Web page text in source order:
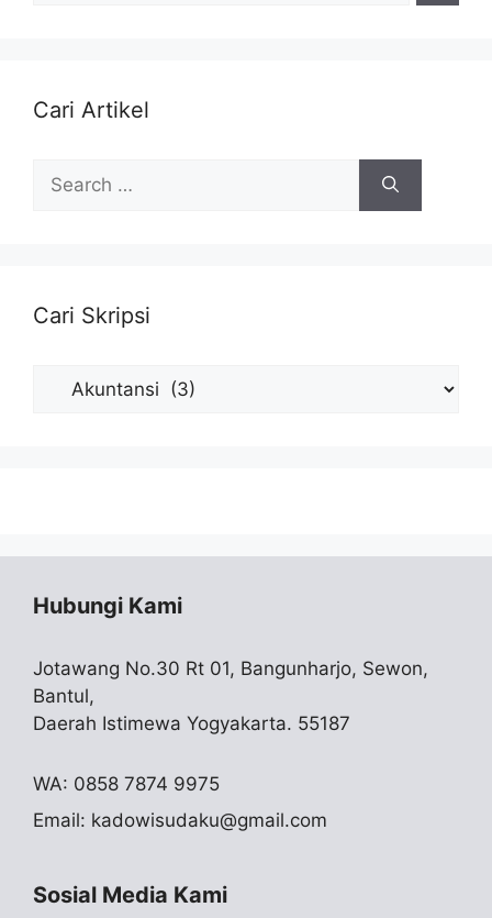
Cari Artikel
for:
Cari Skripsi
Hubungi Kami
Jotawang No.30 Rt 01, Bangunharjo, Sewon,
Bantul,
Daerah Istimewa Yogyakarta. 55187
WA: 0858 7874 9975
Email: kadowisudaku@gmail.com
Sosial Media Kami